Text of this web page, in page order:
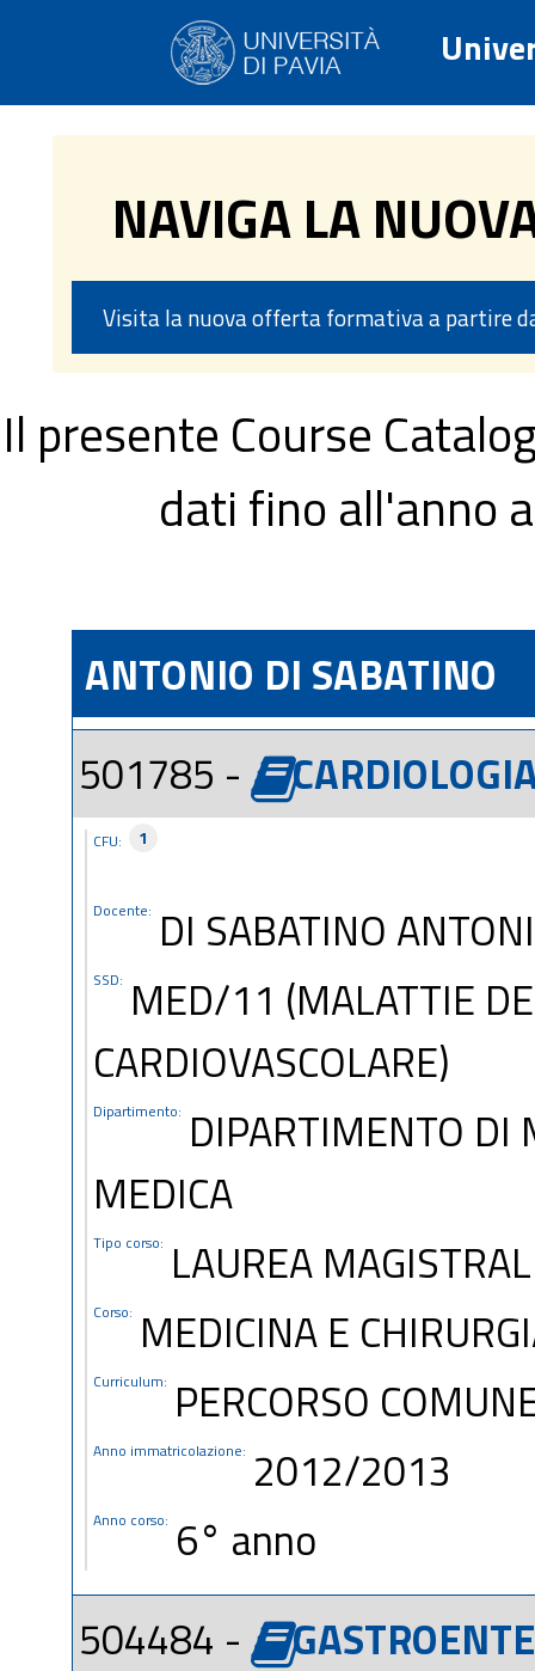
NAVIGA LA
Visita la nuova offerta formativa a partire
Il presente Course
dati fino all'anno
ANTONIO DI SABATINO
501785 -
CFU: 1
Docente: DI SABATINO
SSD: MED/11 (MALATTIE
CARDIOVASCOLARE)
Dipartimento: DIPARTIMENTO DI
MEDICA
Tipo corso: LAUREA
Corso: MEDICINA E
Curriculum: PERCORSO
Anno immatricolazione: 2012/2013
Anno corso: 6° anno
504484 -